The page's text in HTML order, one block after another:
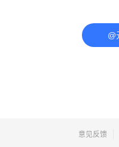
@
意见反馈